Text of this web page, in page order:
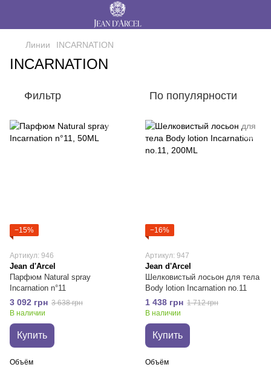
Линии INCARNATION
INCARNATION
Фильтр По популярности
−15%
Артикул: 946
Jean d'Arcel
Парфюм Natural spray
Incarnation n°11
3 092 грн 3 638 грн
В наличии
Купить
Объём
−16%
Артикул: 947
Jean d'Arcel
Шелковистый лосьон для тела
Body lotion Incarnation no.11
1 438 грн 1 712 грн
В наличии
Купить
Объём